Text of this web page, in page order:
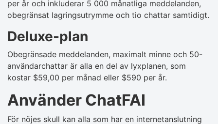
per år och inkluderar 5 000 månatliga meddelanden,
obegränsat lagringsutrymme och tio chattar samtidigt.
Deluxe-plan
Obegränsade meddelanden, maximalt minne och 50-
användarchattar är alla en del av lyxplanen, som
kostar $59,00 per månad eller $590 per år.
Använder ChatFAI
För nöjes skull kan alla som har en internetanslutning